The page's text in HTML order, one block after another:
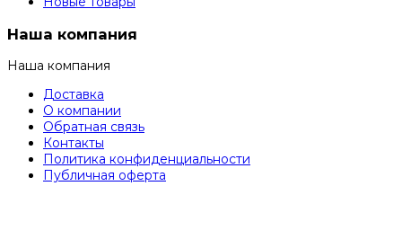
Наша компания
Наша компания
Доставка
О компании
Обратная связь
Контакты
Политика конфиденциальности
Публичная оферта